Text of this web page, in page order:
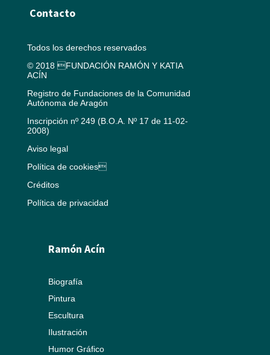
Contacto
Todos los derechos reservados
© 2018 FUNDACIÓN RAMÓN Y KATIA
ACÍN
Registro de Fundaciones de la Comunidad
Autónoma de Aragón
Inscripción nº 249 (B.O.A. Nº 17 de 11-02-
2008)
Aviso legal
Política de cookies
Créditos
Política de privacidad
Ramón Acín
Biografía
Pintura
Escultura
Ilustración
Humor Gráfico